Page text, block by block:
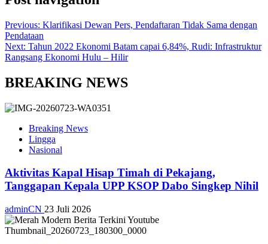
Previous: Klarifikasi Dewan Pers, Pendaftaran Tidak Sama dengan
Pendataan
Next: Tahun 2022 Ekonomi Batam capai 6,84%, Rudi: Infrastruktur
Rangsang Ekonomi Hulu – Hilir
BREAKING NEWS
Breaking News
Lingga
Nasional
Aktivitas Kapal Hisap Timah di Pekajang,
Tanggapan Kepala UPP KSOP Dabo Singkep Nihil
adminCN 23 Juli 2026